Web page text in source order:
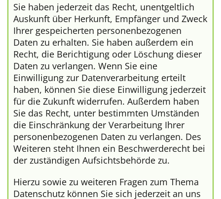
Sie haben jederzeit das Recht, unentgeltlich
Auskunft über Herkunft, Empfänger und Zweck
Ihrer gespeicherten personenbezogenen
Daten zu erhalten. Sie haben außerdem ein
Recht, die Berichtigung oder Löschung dieser
Daten zu verlangen. Wenn Sie eine
Einwilligung zur Datenverarbeitung erteilt
haben, können Sie diese Einwilligung jederzeit
für die Zukunft widerrufen. Außerdem haben
Sie das Recht, unter bestimmten Umständen
die Einschränkung der Verarbeitung Ihrer
personenbezogenen Daten zu verlangen. Des
Weiteren steht Ihnen ein Beschwerderecht bei
der zuständigen Aufsichtsbehörde zu.
Hierzu sowie zu weiteren Fragen zum Thema
Datenschutz können Sie sich jederzeit an uns